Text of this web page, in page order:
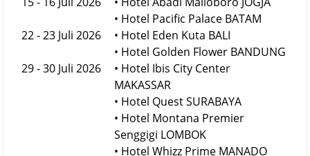
22 - 23 Juli 2026
29 - 30 Juli 2026
• Hotel Pacific Palace BATAM
• Hotel Eden Kuta BALI
• Hotel Golden Flower BANDUNG
• Hotel Ibis City Center
MAKASSAR
• Hotel Quest SURABAYA
• Hotel Montana Premier
Senggigi LOMBOK
• Hotel Whizz Prime MANADO